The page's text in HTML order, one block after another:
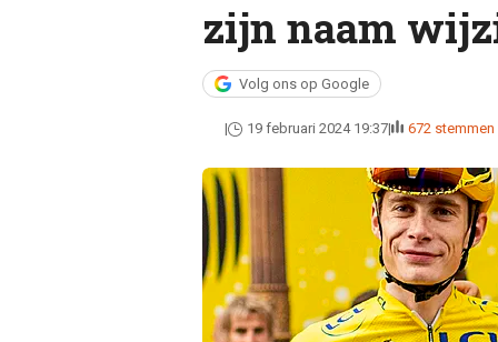
zijn naam
Volg ons op Google
19 februari 2024 19:37 672 stemmen